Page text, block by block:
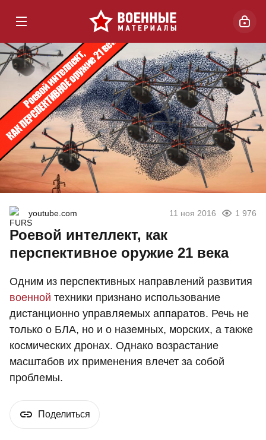
youtube.com 11 ноя 2016 1 976
Роевой интеллект, как
перспективное оружие 21 века
Одним из перспективных направлений развития
военной техники признано использование
дистанционно управляемых аппаратов. Речь не
только о БЛА, но и о наземных, морских, а также
космических дронах. Однако возрастание
масштабов их применения влечет за собой
проблемы.
Поделиться